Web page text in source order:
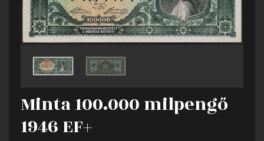
Minta 100.000 milpengő
1946 EF+